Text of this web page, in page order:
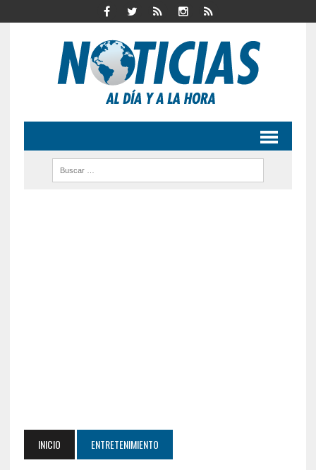
INICIO ENTRETENIMIENTO